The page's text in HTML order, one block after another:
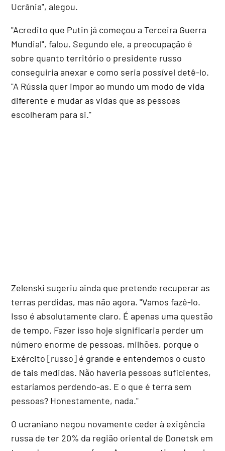
Ucrânia", alegou.
"Acredito que Putin já começou a Terceira Guerra
Mundial", falou. Segundo ele, a preocupação é
sobre quanto território o presidente russo
conseguiria anexar e como seria possível detê-lo.
"A Rússia quer impor ao mundo um modo de vida
diferente e mudar as vidas que as pessoas
escolheram para si."
Zelenski sugeriu ainda que pretende recuperar as
terras perdidas, mas não agora. "Vamos fazê-lo.
Isso é absolutamente claro. É apenas uma questão
de tempo. Fazer isso hoje significaria perder um
número enorme de pessoas, milhões, porque o
Exército [russo] é grande e entendemos o custo
de tais medidas. Não haveria pessoas suficientes,
estaríamos perdendo-as. E o que é terra sem
pessoas? Honestamente, nada."
O ucraniano negou novamente ceder à exigência
russa de ter 20% da região oriental de Donetsk em